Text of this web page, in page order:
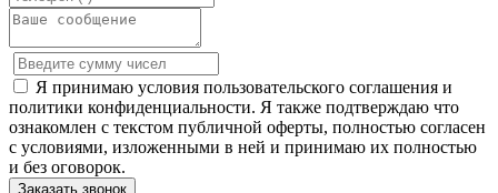
Я принимаю условия пользовательского соглашения и
политики конфиденциальности. Я также подтверждаю что
ознакомлен с текстом публичной оферты, полностью согласен
с условиями, изложенными в ней и принимаю их полностью
и без оговорок.